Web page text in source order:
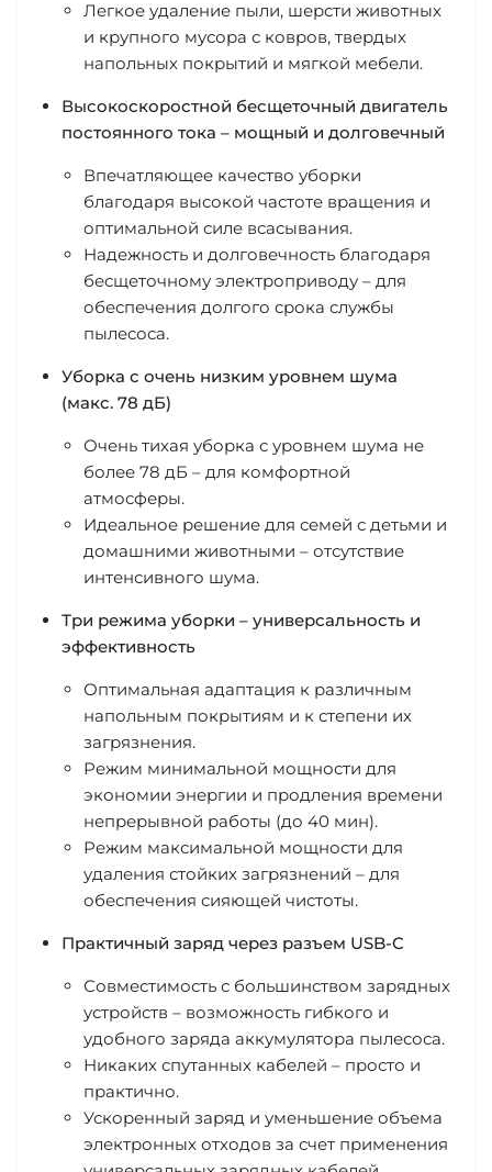
Легкое удаление пыли, шерсти животных
и крупного мусора с ковров, твердых
напольных покрытий и мягкой мебели.
Высокоскоростной бесщеточный двигатель
постоянного тока – мощный и долговечный
Впечатляющее качество уборки
благодаря высокой частоте вращения и
оптимальной силе всасывания.
Надежность и долговечность благодаря
бесщеточному электроприводу – для
обеспечения долгого срока службы
пылесоса.
Уборка с очень низким уровнем шума
(макс. 78 дБ)
Очень тихая уборка с уровнем шума не
более 78 дБ – для комфортной
атмосферы.
Идеальное решение для семей с детьми и
домашними животными – отсутствие
интенсивного шума.
Три режима уборки – универсальность и
эффективность
Оптимальная адаптация к различным
напольным покрытиям и к степени их
загрязнения.
Режим минимальной мощности для
экономии энергии и продления времени
непрерывной работы (до 40 мин).
Режим максимальной мощности для
удаления стойких загрязнений – для
обеспечения сияющей чистоты.
Практичный заряд через разъем USB-C
Совместимость с большинством зарядных
устройств – возможность гибкого и
удобного заряда аккумулятора пылесоса.
Никаких спутанных кабелей – просто и
практично.
Ускоренный заряд и уменьшение объема
электронных отходов за счет применения